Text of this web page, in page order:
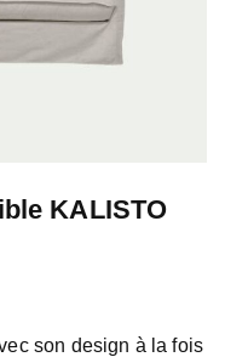
KALISTO
son design à la fois